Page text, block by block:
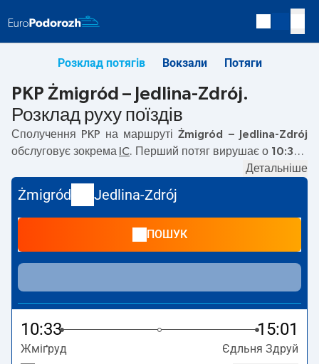
Розклад потягів Вокзали Потяги
PKP Żmigród – Jedlina-Zdrój.
Розклад руху поїздів
Сполучення PKP на маршруті Żmigród – Jedlina-Zdrój
обслуговує зокрема IC . Перший потяг вирушає о 10:33з
Zdrójне курсують інші потяги перевізника PKP Intercity.
Потяг завершує маршрут на станції Jedlina-Zdrój.
Детальніше
Żmigród Jedlina-Zdrój
ПОШУК
10:33 15:01
Жміґруд Єдльня Здруй